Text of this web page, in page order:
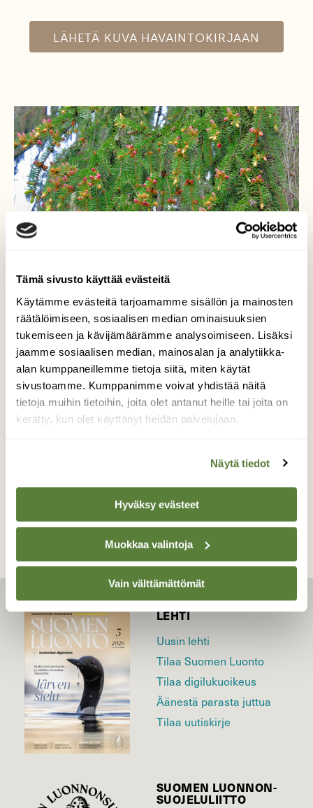
Tämä sivusto käyttää evästeitä
Käytämme evästeitä tarjoamamme sisällön ja mainosten
räätälöimiseen, sosiaalisen median ominaisuuksien
tukemiseen ja kävijämäärämme analysoimiseen. Lisäksi
jaamme sosiaalisen median, mainosalan ja analytiikka-
alan kumppaneillemme tietoja siitä, miten käytät
sivustoamme. Kumppanimme voivat yhdistää näitä
tietoja muihin tietoihin, joita olet antanut heille tai joita on
kerätty, kun olet käyttänyt heidän palvelujaan.
Näytä tiedot
Hyväksy evästeet
Muokkaa valintoja
Vain välttämättömät
LÄHETÄ KUVA HAVAINTOKIRJAAN
Kuusi alkaa kukkia
Käpy sato vaihtelee paljon vuosittain.
Valokuvaaja: Reijo Juurinen, Helsinki Toukokuu
TAKAISIN LISTAAN
LEHTI
Uusin lehti
Tilaa Suomen Luonto
Tilaa digilukuoikeus
Äänestä parasta juttua
Tilaa uutiskirje
SUOMEN LUONNON­
SUOJELU­LIITTO